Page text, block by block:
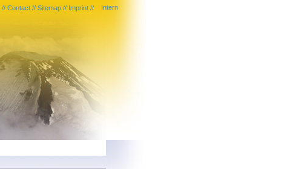
Intern
// Contact // Sitemap // Imprint //